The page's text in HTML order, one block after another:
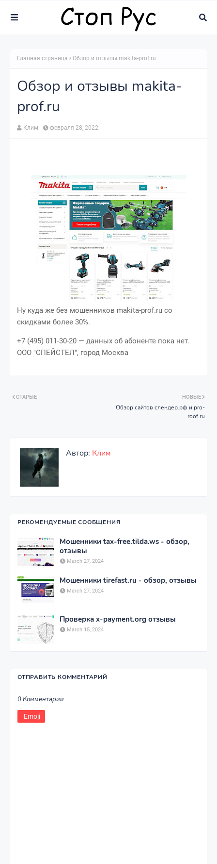
Главная страница Обзор и отзывы makita-prof.ru
Обзор и отзывы makita-
prof.ru
Клим февраля 28, 2022
Ну куда же без мошенников makita-prof.ru со
скидками более 30%.
+7 (495) 011-30-20 — данных об абоненте пока нет.
ООО "СПЕЙСТЕЛ", город Москва
НОВЫЕ
Обзор сайтов слендер.рф и pro-
roof.ru
СТАРЫЕ
Автор: Клим
РЕКОМЕНДУЕМЫЕ СООБЩЕНИЯ
Мошенники tax-free.tilda.ws - обзор,
отзывы
March 27, 2024
Мошенники tirefast.ru - обзор, отзывы
March 27, 2024
Проверка x-payment.org отзывы
March 15, 2024
ОТПРАВИТЬ КОММЕНТАРИЙ
0 Комментарии
Emoji